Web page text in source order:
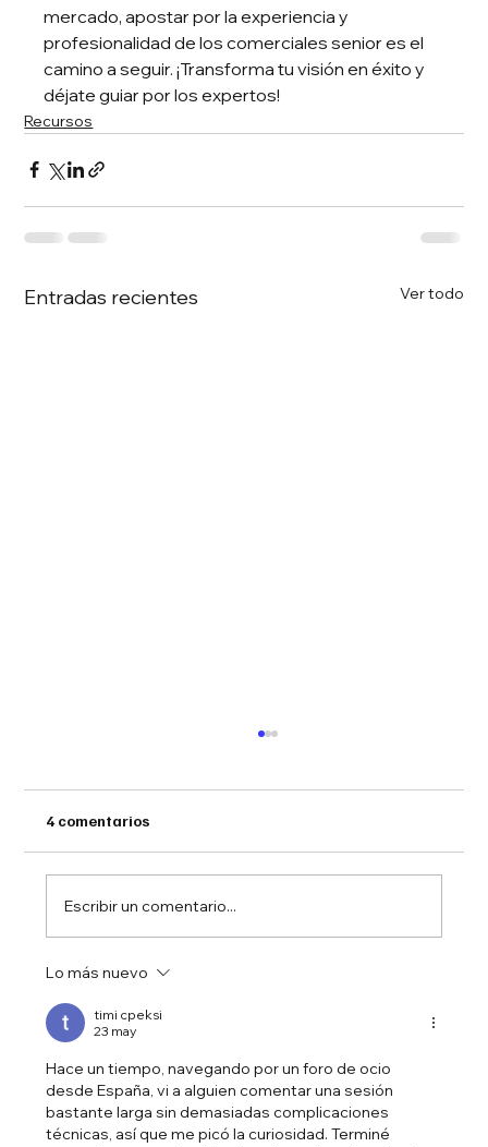
mercado, apostar por la experiencia y
profesionalidad de los comerciales senior es el
camino a seguir. ¡Transforma tu visión en éxito y
déjate guiar por los expertos!
Recursos
Entradas recientes Ver todo
España y el Papel Clave de los
Comerciales Senior
4 comentarios
Escribir un comentario...
Lo más nuevo
timi cpeksi
23 may
Hace un tiempo, navegando por un foro de ocio
desde España, vi a alguien comentar una sesión
bastante larga sin demasiadas complicaciones
técnicas, así que me picó la curiosidad. Terminé